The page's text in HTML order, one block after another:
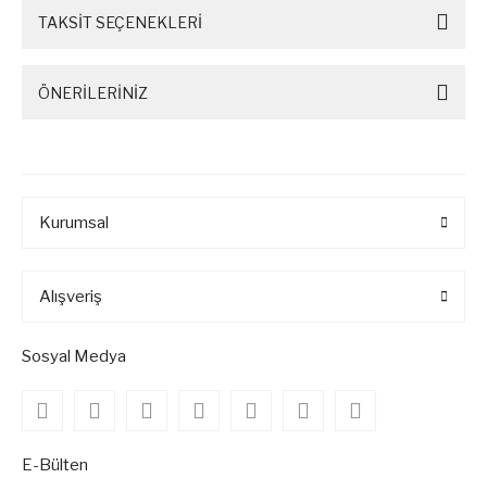
TAKSİT SEÇENEKLERİ
ÖNERİLERİNİZ
Kurumsal
Alışveriş
Sosyal Medya
E-Bülten